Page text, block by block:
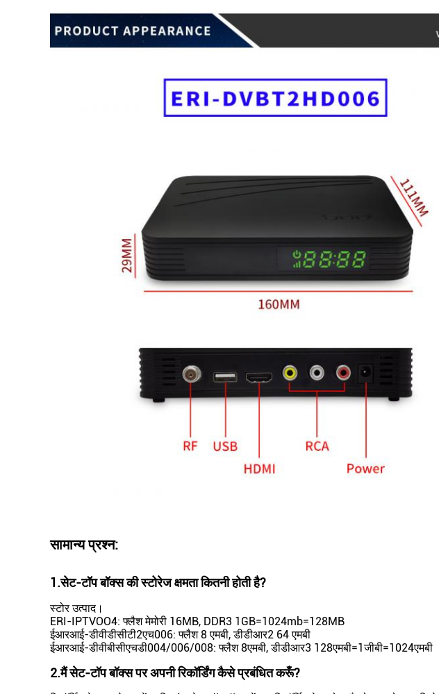
सामान्य प्रश्न:
1.सेट-टॉप बॉक्स की स्टोरेज क्षमता कितनी होती है?
स्टोर उत्पाद।
ERI-IPTVOO4: फ्लैश मेमोरी 16MB, DDR3 1GB=1024mb=128MB
ईआरआई-डीवीडीसीटी2एच006: फ्लैश 8 एमबी, डीडीआर2 64 एमबी
ईआरआई-डीवीबीसीएचडी004/006/008: फ्लैश 8एमबी, डीडीआर3 128एमबी=1जीबी=1024एमबी
2.मैं सेट-टॉप बॉक्स पर अपनी रिकॉर्डिंग कैसे प्रबंधित करूँ?